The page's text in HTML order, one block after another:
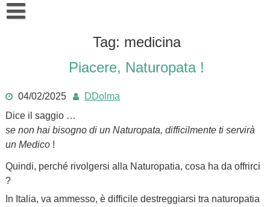
Skip
to
La Naturopatia
T.R.E. Trauma Release (c)
FITOPSICOSOMATICA Il Riequilibrio delle 6 Risorse
Meditazione, respirazioni, rilassamento … moda new
Risorse Gratuite
Info e Contatti
Tag: medicina
Piacere, Naturopata !
04/02/2025
DDolma
Dice il saggio …
se non hai bisogno di un Naturopata, difficilmente ti servirà
un Medico!
Quindi, perché rivolgersi alla Naturopatia, cosa ha da offrirci
?
In Italia, va ammesso, è difficile destreggiarsi tra naturopatia